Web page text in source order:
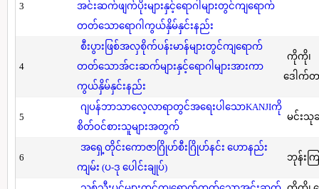
3
အင်းဆက်ဖျက်ပိုးများနှင့်ရောဂါများတွင်ကျရောက်
တတ်သောရောဂါကွယ်နှိမ်နှင်းနည်း
4
စီးပွားဖြစ်အလှစိုက်ပန်းမာန်များတွင်ကျရောက်
တတ်သောအ်ငးဆက်များနှင့်ရောဂါများအားကာ
ကွယ်နှိမ်နှင်းနည်း
ကိုကို၊
ဒေါက်တ
5
ဂျပန်ဘာသာလေ့လာရာတွင်အရေးပါသောKANJIကို
စိတ်ဝင်စားသူများအတွက်
မင်းသုခ
6
အရှေ့တိုင်းကောဇာဂြိုဟ်စီးဂြိုဟ်နင်း ဟောနည်း
ကျမ်း (ပ-ဒု ပေါင်းချုပ်)
ဘုန်းက